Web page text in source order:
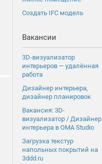
Создать IFC модель
Вакансии
3D-визуализатор
интерьеров — удалённая
работа
Дизайнер интерьера,
дизайнер планировок
Вакансия: 3D-
визуализатор / Дизайнер
интерьера в OMA Studio
Загрузка текстур
напольных покрытий на
3ddd.ru